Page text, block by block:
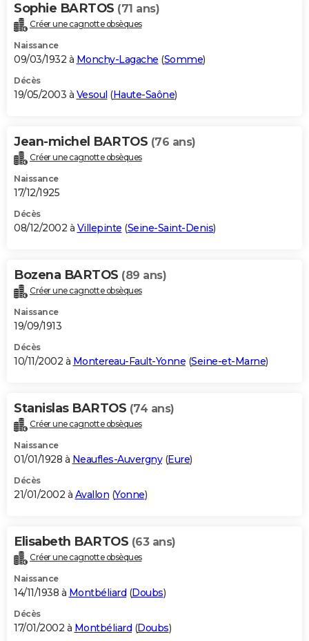
Sophie BARTOS (71 ans)
Créer une cagnotte obsèques
Naissance
09/03/1932 à Monchy-Lagache (Somme)
Décès
19/05/2003 à Vesoul (Haute-Saône)
Jean-michel BARTOS (76 ans)
Créer une cagnotte obsèques
Naissance
17/12/1925
Décès
08/12/2002 à Villepinte (Seine-Saint-Denis)
Bozena BARTOS (89 ans)
Créer une cagnotte obsèques
Naissance
19/09/1913
Décès
10/11/2002 à Montereau-Fault-Yonne (Seine-et-Marne)
Stanislas BARTOS (74 ans)
Créer une cagnotte obsèques
Naissance
01/01/1928 à Neaufles-Auvergny(Eure)
Décès
21/01/2002 à Avallon (Yonne)
Elisabeth BARTOS (63 ans)
Créer une cagnotte obsèques
Naissance
14/11/1938 à Montbéliard (Doubs)
Décès
17/01/2002 à Montbéliard (Doubs)